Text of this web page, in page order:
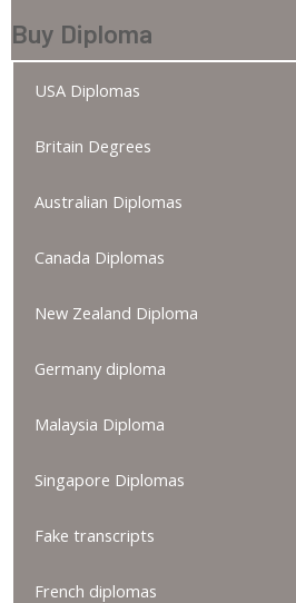
Buy Diploma
USA Diplomas
Britain Degrees
Australian Diplomas
Canada Diplomas
New Zealand Diploma
Germany diploma
Malaysia Diploma
Singapore Diplomas
Fake transcripts
French diplomas